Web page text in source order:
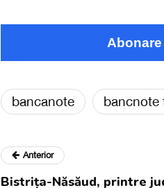
bancanote bancnote
Anterior
Bistrița-Năsăud, printre